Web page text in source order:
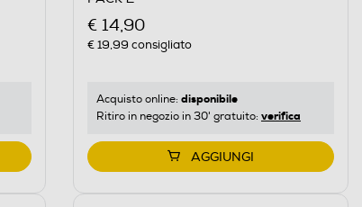
€ 14,90
€ 19,99 consigliato
Acquisto online: disponibile
Ritiro in negozio in 30' gratuito: verifica
AGGIUNGI